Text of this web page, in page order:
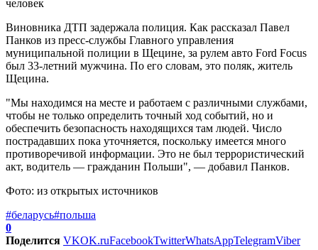
Виновника ДТП задержала полиция. Как рассказал Павел
Панков из пресс-службы Главного управления
муниципальной полиции в Щецине, за рулем авто Ford Focus
был 33-летний мужчина. По его словам, это поляк, житель
Щецина.
"Мы находимся на месте и работаем с различными службами,
чтобы не только определить точный ход событий, но и
обеспечить безопасность находящихся там людей. Число
пострадавших пока уточняется, поскольку имеется много
противоречивой информации. Это не был террористический
акт, водитель — гражданин Польши", — добавил Панков.
Фото: из открытых источников
#беларусь#польша
0
Поделится VKOK.ruFacebookTwitterWhatsAppTelegramViber